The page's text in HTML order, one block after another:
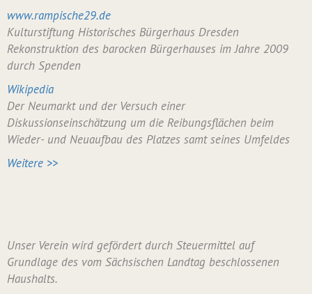
www.rampische29.de
Kulturstiftung Historisches Bürgerhaus Dresden
Rekonstruktion des barocken Bürgerhauses im Jahre 2009
durch Spenden
Wikipedia
Der Neumarkt und der Versuch einer
Diskussionseinschätzung um die Reibungsflächen beim
Wieder- und Neuaufbau des Platzes samt seines Umfeldes
Weitere >>
Unser Verein wird gefördert durch Steuermittel auf
Grundlage des vom Sächsischen Landtag beschlossenen
Haushalts.